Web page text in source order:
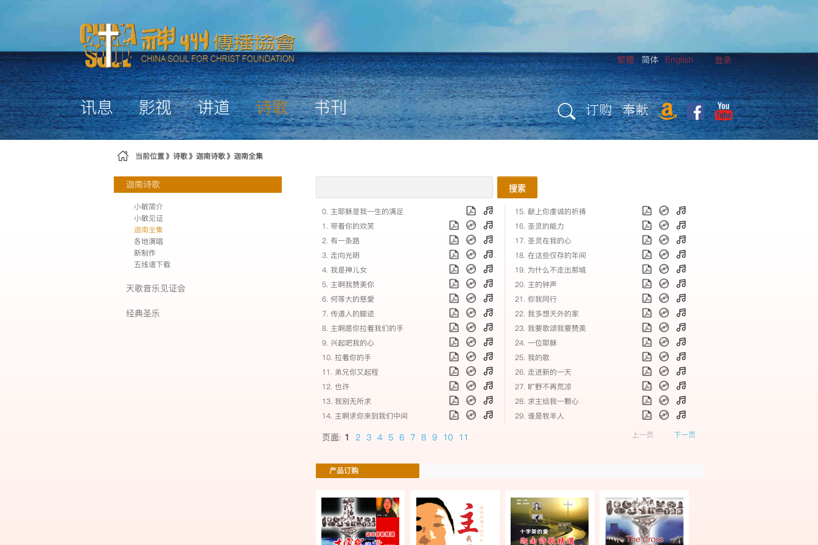
登录
繁體 简体 English
讯息 影视 讲道 诗歌 书刊 订购 奉献
当前位置 诗歌 迦南诗歌 迦南全集
迦南诗歌
小敏简介
小敏见证
迦南全集
各地演唱
新制作
五线谱下载
天歌音乐见证会
经典圣乐
搜索
0. 主耶稣是我一生的满足
1. 带着你的欢笑
2. 有一条路
3. 走向光明
4. 我是神儿女
5. 主啊我赞美你
6. 何等大的慈愛
7. 传道人的脚迹
8. 主啊愿你拉着我们的手
9. 兴起吧我的心
10. 拉着你的手
11. 弟兄你又起程
12. 也许
13. 我别无所求
14. 主啊求你来到我们中间
15. 献上你虔诚的祈祷
16. 圣灵的能力
17. 圣灵在我的心
18. 在这些仅存的年间
19. 为什么不走出那城
20. 主的钟声
21. 你我同行
22. 我多想天外的家
23. 我要歌颂我要赞美
24. 一位耶稣
25. 我的歌
26. 走进新的一天
27. 旷野不再荒凉
28. 求主给我一颗心
29. 谁是牧羊人
页面: 1 2 3 4 5 6 7 8 9 10 11 上一页 下一页
产品订购